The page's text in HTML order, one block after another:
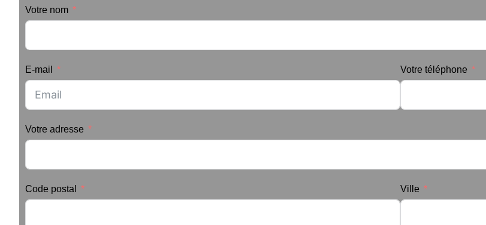
Votre nom
E-mail Votre téléphone
Votre adresse
Code postal Ville